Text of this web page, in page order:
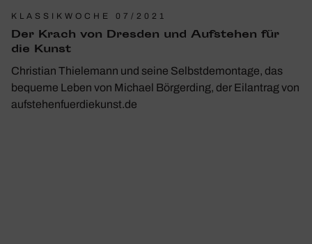
KLASSIKWOCHE 07/2021
Der Krach von Dresden und Aufstehen für
die Kunst
Christian Thielemann und seine Selbstdemontage, das
bequeme Leben von Michael Börgerding, der Eilantrag von
aufstehenfuerdiekunst.de